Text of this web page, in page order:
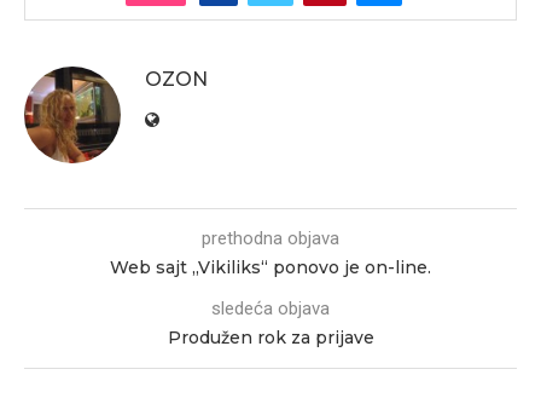
OZON
prethodna objava
Web sajt „Vikiliks“ ponovo je on-line.
sledeća objava
Produžen rok za prijave